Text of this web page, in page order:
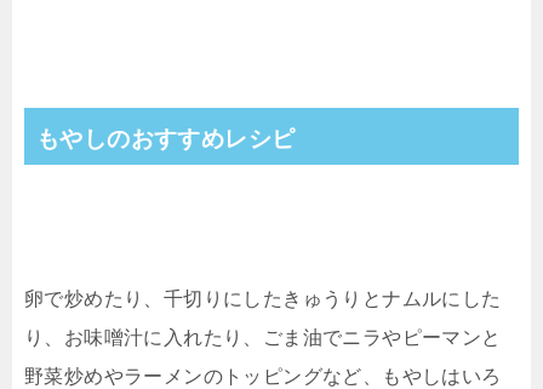
もやしのおすすめレシピ
卵で炒めたり、千切りにしたきゅうりとナムルにした
り、お味噌汁に入れたり、ごま油でニラやピーマンと
野菜炒めやラーメンのトッピングなど、もやしはいろ